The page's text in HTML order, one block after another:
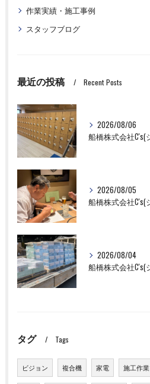
作業実績・施工事例
スタッフブログ
最近の投稿 Recent Posts
2026/08/06
2026/08/05
2026/08/04
タグ Tags
ビジョン 複合機 家電 施工作業